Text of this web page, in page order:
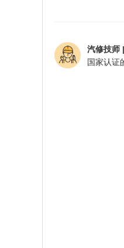
汽修技师 |